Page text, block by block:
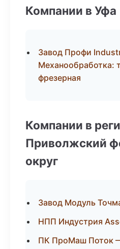
Компании в Уфа
Завод Профи
Механообработка:
фрезерная
Компании в
Приволжский
округ
Завод Модуль
НПП Индустрия
ПК ПроМаш Поток